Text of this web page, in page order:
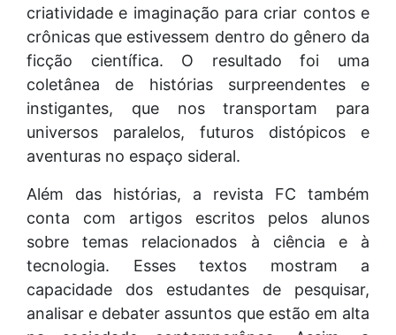
criatividade e imaginação para criar contos e
crônicas que estivessem dentro do gênero da
ficção científica. O resultado foi uma
coletânea de histórias surpreendentes e
instigantes, que nos transportam para
universos paralelos, futuros distópicos e
aventuras no espaço sideral.
Além das histórias, a revista FC também
conta com artigos escritos pelos alunos
sobre temas relacionados à ciência e à
tecnologia. Esses textos mostram a
capacidade dos estudantes de pesquisar,
analisar e debater assuntos que estão em alta